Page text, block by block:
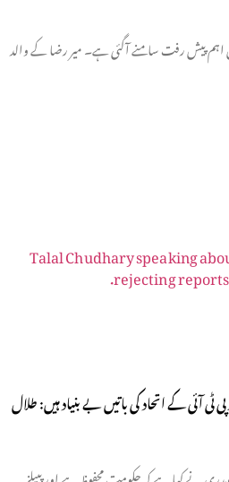
اہم پیش رفت سامنے آگئی ہے۔ میر رضا کے والد
آئی کے اتحاد کی باتیں بے بنیاد ہیں: طلال